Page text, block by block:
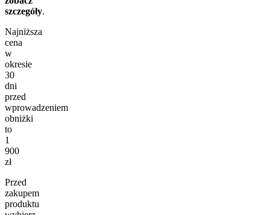
szczegóły.
Najniższa
cena
w
okresie
30
dni
przed
wprowadzeniem
obniżki
to
1
900
zł
Przed
zakupem
produktu